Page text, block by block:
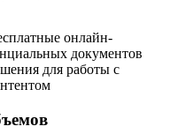
онлайн-
документов
для работы с